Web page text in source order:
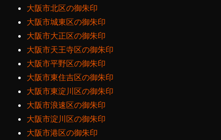
大阪市北区の御朱印
大阪市城東区の御朱印
大阪市大正区の御朱印
大阪市天王寺区の御朱印
大阪市平野区の御朱印
大阪市東住吉区の御朱印
大阪市東淀川区の御朱印
大阪市浪速区の御朱印
大阪市淀川区の御朱印
大阪市港区の御朱印